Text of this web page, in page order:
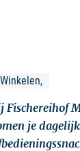
Fischereihof
je